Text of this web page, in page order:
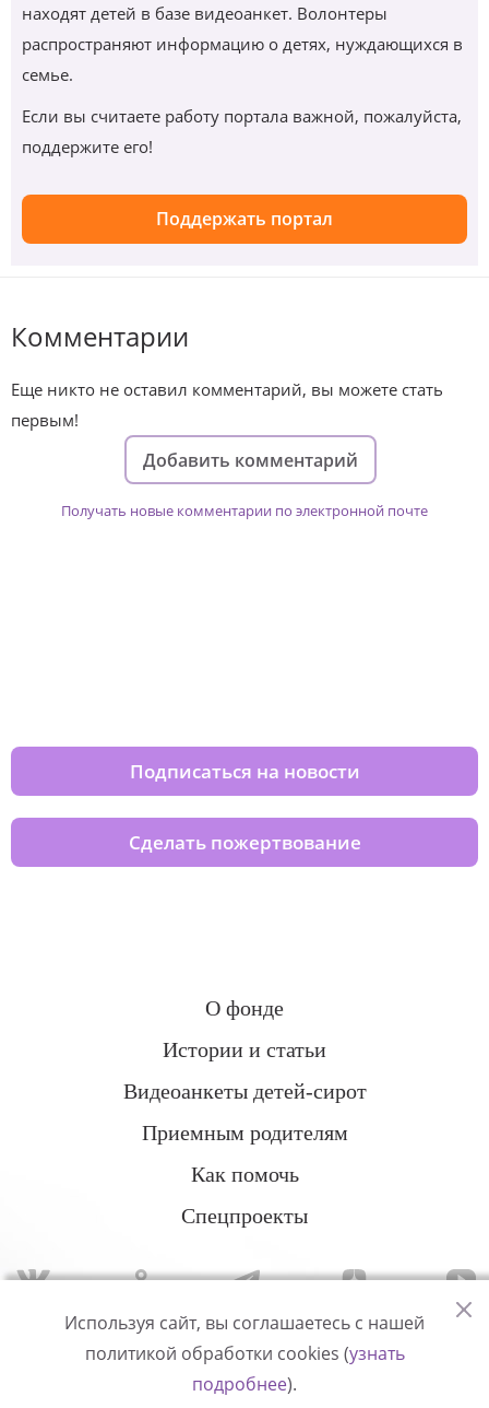
находят детей в базе видеоанкет. Волонтеры
распространяют информацию о детях, нуждающихся в
семье.
Если вы считаете работу портала важной, пожалуйста,
поддержите его!
Поддержать портал
Комментарии
Еще никто не оставил комментарий, вы можете стать
первым!
Добавить комментарий
Получать новые комментарии по электронной почте
Подписаться на новости
Сделать пожертвование
О фонде
Истории и статьи
Видеоанкеты детей-сирот
Приемным родителям
Как помочь
Спецпроекты
Политика конфиденциальности
Используя сайт, вы соглашаетесь с нашей
политикой обработки cookies (узнать
подробнее).